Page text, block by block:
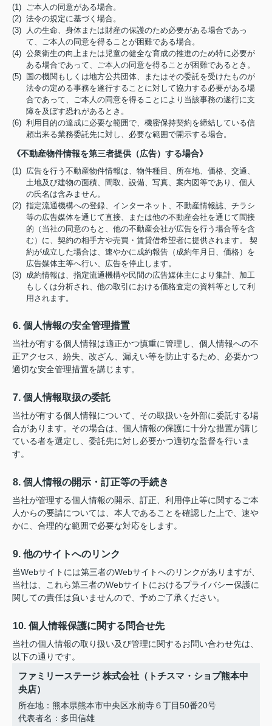
(1) ご本人の同意がある場合。
(2) 法令の規定に基づく場合。
(3) 人の生命、身体または財産の保護のため必要がある場合であっ
て、ご本人の同意を得ることが困難である場合。
(4) 公衆衛生の向上または児童の健全な育成の推進のため特に必要が
ある場合であって、ご本人の同意を得ることが困難であるとき。
(5) 国の機関もしくは地方公共団体、またはその委託を受けたものが
法令の定める事務を遂行することに対して協力する必要がある場
合であって、ご本人の同意を得ることにより当該事務の遂行に支
障を及ぼす恐れがあるとき。
(6) 利用目的の達成に必要な範囲で、機密保持契約を締結している信
頼出来る業務委託先に対し、必要な範囲で開示する場合。
《不動産物件情報を第三者提供（広告）する場合》
(1) 広告を行う不動産物件情報は、物件種目、所在地、価格、交通、
土地及び建物の面積、間取、設備、写真、案内図等であり、個人
の氏名は含みません。
(2) 指定流通機構への登録、インターネット、不動産情報誌、チラシ
等の広告媒体を通じて直接、または他の不動産会社を通じて間接
的（当社の同意のもと、他の不動産会社が広告を行う場合等を含
む）に、契約の相手方や売買・賃貸借希望者に提供されます。 契
約が成立した場合は、速やかに成約報告（成約年月日、価格）を
広告媒体主等へ行い、広告を停止します。
(3) 成約情報は、指定流通機構や民間の広告媒体主により集計、加工
もしくは分析され、他の取引における価格査定の資料等として利
用されます。
6. 個人情報の安全管理措置
当社が有する個人情報は適正かつ慎重に管理し、個人情報への不
正アクセス、紛失、改ざん、漏えい等を防止するため、必要かつ
適切な安全管理措置を講じます。
7. 個人情報取扱の委託
当社が有する個人情報について、その取扱いを外部に委託する場
合があります。その場合は、個人情報の保護に十分な措置が講じ
ている者を選定し、委託先に対し必要かつ適切な監督を行いま
す。
8. 個人情報の開示・訂正等の手続き
当社が管理する個人情報の開示、訂正、利用停止等に関するご本
人からの要請については、本人であることを確認した上で、速や
かに、合理的な範囲で必要な対応をします。
9. 他のサイトへのリンク
当Webサイトには第三者のWebサイトへのリンクがありますが、
当社は、これら第三者のWebサイトにおけるプライバシー保護に
関しての責任は負いませんので、予めご了承ください。
10. 個人情報保護に関する問合せ先
当社の個人情報の取り扱い及び管理に関するお問い合わせ先は、
以下の通りです。
ファミリーステージ 株式会社（トチスマ・ショプ熊本中
央店）
所在地：熊本県熊本市中央区水前寺６丁目50番20号
代表者名：多田信雄